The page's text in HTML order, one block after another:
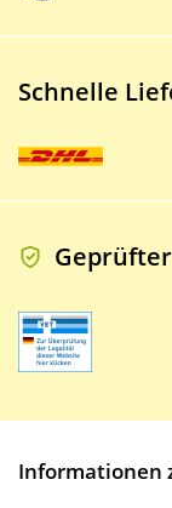
Schnelle
Informationen